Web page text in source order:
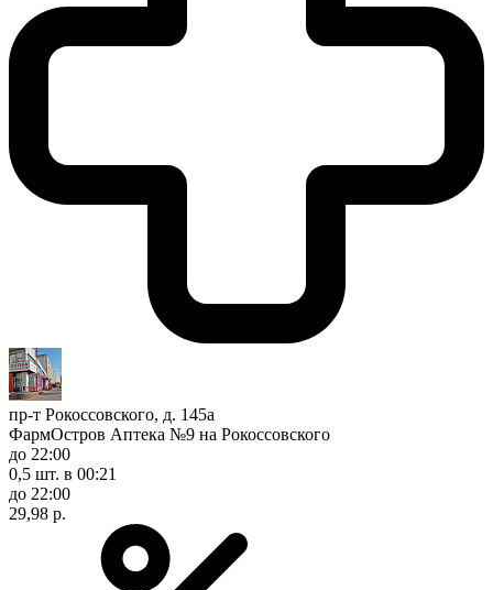
пр-т Рокоссовского, д. 145а
ФармОстров Аптека №9 на Рокоссовского
до 22:00
0,5 шт. в 00:21
до 22:00
29,98 р.